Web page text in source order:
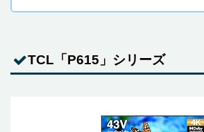
TCL「P615」シリーズ